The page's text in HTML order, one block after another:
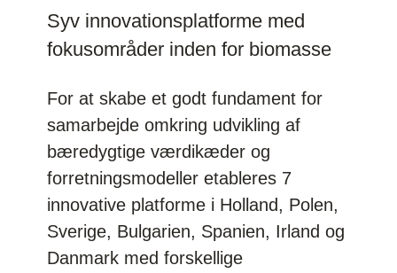
Syv innovationsplatforme med
fokusområder inden for biomasse
For at skabe et godt fundament for
samarbejde omkring udvikling af
bæredygtige værdikæder og
forretningsmodeller etableres 7
innovative platforme i Holland, Polen,
Sverige, Bulgarien, Spanien, Irland og
Danmark med forskellige